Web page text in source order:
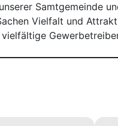
Samtgemeinde
Vielfalt und